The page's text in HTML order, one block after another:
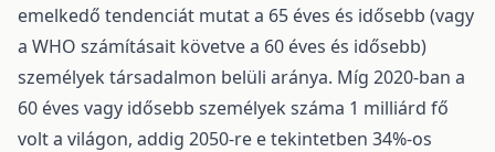
emelkedő tendenciát mutat a 65 éves és idősebb (vagy
a WHO számításait követve a 60 éves és idősebb)
személyek társadalmon belüli aránya. Míg 2020-ban a
60 éves vagy idősebb személyek száma 1 milliárd fő
volt a világon, addig 2050-re e tekintetben 34%-os